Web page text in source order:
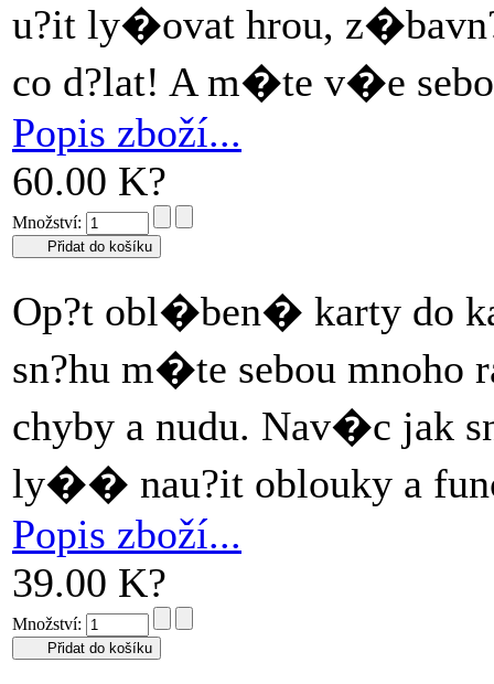
u?it ly�ovat hrou,
co d?lat! A m�te v�e
Popis zboží...
60.00 K?
Množství:
Op?t obl�ben� karty do
sn?hu m�te sebou mnoho
chyby a nudu. Nav�c jak
ly�� nau?it oblouky a
Popis zboží...
39.00 K?
Množství: